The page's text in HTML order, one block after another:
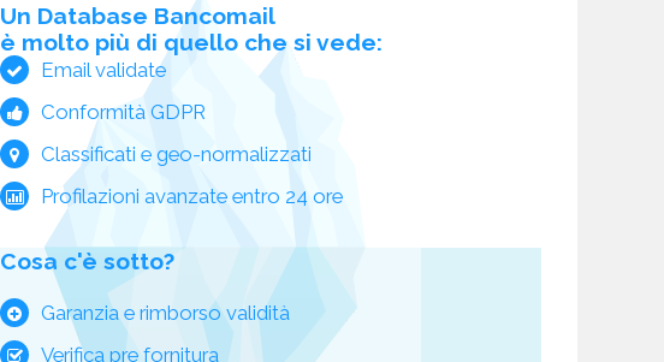
Un Database Bancomail
è molto più di quello che si vede:
Email validate
Conformità GDPR
Classificati e geo-normalizzati
Profilazioni avanzate entro 24 ore
Cosa c'è sotto?
Garanzia e rimborso validità
Verifica pre fornitura